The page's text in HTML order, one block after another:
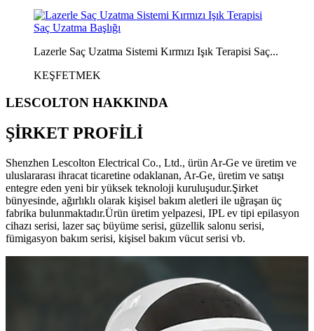
Lazerle Saç Uzatma Sistemi Kırmızı Işık Terapisi Saç...
KEŞFETMEK
LESCOLTON HAKKINDA
ŞİRKET PROFİLİ
Shenzhen Lescolton Electrical Co., Ltd., ürün Ar-Ge ve üretim ve
uluslararası ihracat ticaretine odaklanan, Ar-Ge, üretim ve satışı
entegre eden yeni bir yüksek teknoloji kuruluşudur.Şirket
bünyesinde, ağırlıklı olarak kişisel bakım aletleri ile uğraşan üç
fabrika bulunmaktadır.Ürün üretim yelpazesi, IPL ev tipi epilasyon
cihazı serisi, lazer saç büyüme serisi, güzellik salonu serisi,
fümigasyon bakım serisi, kişisel bakım vücut serisi vb.